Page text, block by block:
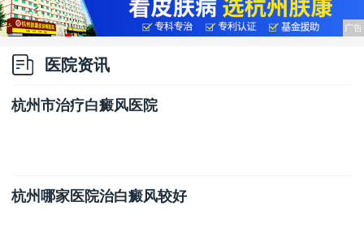
医院资讯
杭州市治疗白癜风医院
杭州哪家医院治白癜风较好